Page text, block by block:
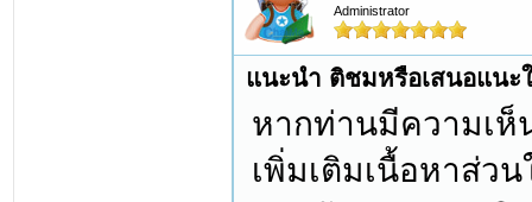
Administrator
แนะนำ ติชมหรือเสนอแนะ
หากท่านมีความเห็
เพิ่มเติมเนื้อหาส่ว